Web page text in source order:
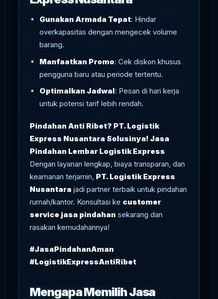
Gunakan Armada Tepat: Hindar
overkapasitas dengan mengecek volume
barang.
Manfaatkan Promo: Cek diskon khusus
pengguna baru atau periode tertentu.
Optimalkan Jadwal: Pesan di hari kerja
untuk potensi tarif lebih rendah.
Pindahan Anti Ribet? PT. Logistik
Express Nusantara Solusinya! Jasa
Pindahan Lembar Logistik Express
Dengan layanan lengkap, biaya transparan, dan
keamanan terjamin, PT. Logistik Express
Nusantara jadi partner terbaik untuk pindahan
rumah/kantor. Konsultasi ke customer
service jasa pindahan sekarang dan
rasakan kemudahannya!
#JasaPindahanAman
#LogistikExpressAntiRibet
Mengapa Memilih Jasa